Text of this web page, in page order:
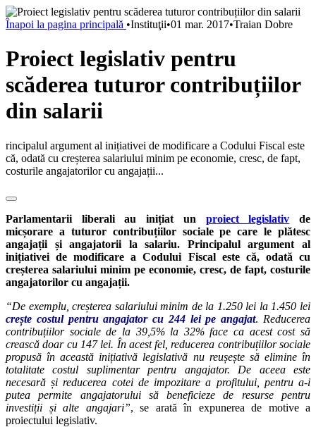
Înapoi la pagina principală •Instituţii•01 mar. 2017•Traian Dobre
Proiect legislativ pentru
scăderea tuturor contribuțiilor
din salarii
rincipalul argument al inițiativei de modificare a Codului Fiscal este
că, odată cu creșterea salariului minim pe economie, cresc, de fapt,
costurile angajatorilor cu angajații...
Parlamentarii liberali au inițiat un proiect legislativ de
micșorare a tuturor contribuțiilor sociale pe care le plătesc
angajații și angajatorii la salariu. Principalul argument al
inițiativei de modificare a Codului Fiscal este că, odată cu
creșterea salariului minim pe economie, cresc, de fapt, costurile
angajatorilor cu angajații.
“De exemplu, creșterea salariului minim de la 1.250 lei la 1.450 lei
crește costul pentru angajator cu 244 lei pe angajat. Reducerea
contribuțiilor sociale de la 39,5% la 32% face ca acest cost să
crească doar cu 147 lei. În acest fel, reducerea contribuțiilor sociale
propusă în această inițiativă legislativă nu reușește să elimine în
totalitate costul suplimentar pentru angajator. De aceea este
necesară și reducerea cotei de impozitare a profitului, pentru a-i
putea permite angajatorului să beneficieze de resurse pentru
investiții și alte angajari”, se arată în expunerea de motive a
proiectului legislativ.